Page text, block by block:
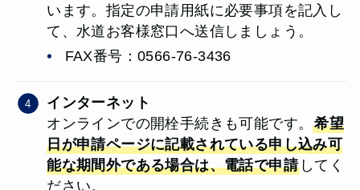
います。指定の申請用紙に必要事項を記入し
て、水道お客様窓口へ送信しましょう。
FAX番号：0566-76-3436
インターネット
オンラインでの開栓手続きも可能です。希望
日が申請ページに記載されている申し込み可
能な期間外である場合は、電話で申請 してく
ださい。